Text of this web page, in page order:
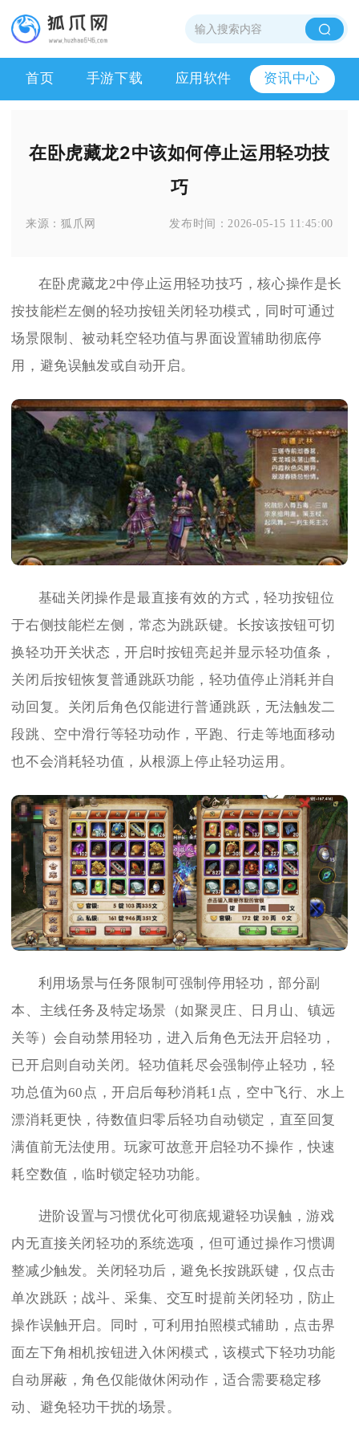
首页 手游下载 应用软件 资讯中心
在卧虎藏龙2中该如何停止运用轻功技
巧
来源：狐爪网 发布时间：2026-05-15 11:45:00
在卧虎藏龙2中停止运用轻功技巧，核心操作是长
按技能栏左侧的轻功按钮关闭轻功模式，同时可通过
场景限制、被动耗空轻功值与界面设置辅助彻底停
用，避免误触发或自动开启。
基础关闭操作是最直接有效的方式，轻功按钮位
于右侧技能栏左侧，常态为跳跃键。长按该按钮可切
换轻功开关状态，开启时按钮亮起并显示轻功值条，
关闭后按钮恢复普通跳跃功能，轻功值停止消耗并自
动回复。关闭后角色仅能进行普通跳跃，无法触发二
段跳、空中滑行等轻功动作，平跑、行走等地面移动
也不会消耗轻功值，从根源上停止轻功运用。
利用场景与任务限制可强制停用轻功，部分副
本、主线任务及特定场景（如聚灵庄、日月山、镇远
关等）会自动禁用轻功，进入后角色无法开启轻功，
已开启则自动关闭。轻功值耗尽会强制停止轻功，轻
功总值为60点，开启后每秒消耗1点，空中飞行、水上
漂消耗更快，待数值归零后轻功自动锁定，直至回复
满值前无法使用。玩家可故意开启轻功不操作，快速
耗空数值，临时锁定轻功功能。
进阶设置与习惯优化可彻底规避轻功误触，游戏
内无直接关闭轻功的系统选项，但可通过操作习惯调
整减少触发。关闭轻功后，避免长按跳跃键，仅点击
单次跳跃；战斗、采集、交互时提前关闭轻功，防止
操作误触开启。同时，可利用拍照模式辅助，点击界
面左下角相机按钮进入休闲模式，该模式下轻功功能
自动屏蔽，角色仅能做休闲动作，适合需要稳定移
动、避免轻功干扰的场景。